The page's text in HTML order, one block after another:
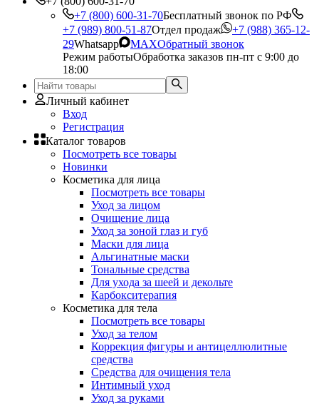
+7 (800) 600-31-70Бесплатный звонок по РФ
+7 (989) 800-51-87Отдел продаж
+7 (988) 365-12-
29Whatsapp MAXОбратный звонок
Режим работыОбработка заказов пн-пт с 9:00 до
18:00
Личный кабинет
Вход
Регистрация
Каталог товаров
Посмотреть все товары
Новинки
Косметика для лица
Посмотреть все товары
Уход за лицом
Очищение лица
Уход за зоной глаз и губ
Маски для лица
Альгинатные маски
Тональные средства
Для ухода за шеей и декольте
Карбокситерапия
Косметика для тела
Посмотреть все товары
Уход за телом
Коррекция фигуры и антицеллюлитные
средства
Средства для очищения тела
Интимный уход
Уход за руками